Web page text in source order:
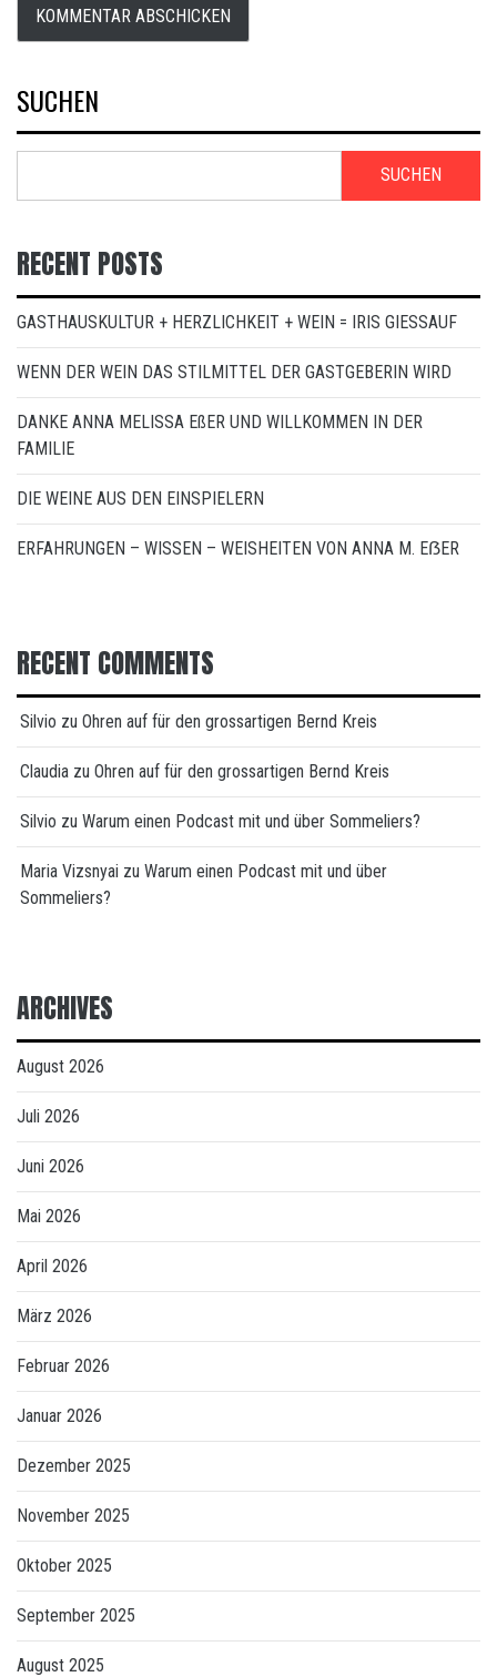
SUCHEN
SUCHEN
RECENT POSTS
GASTHAUSKULTUR + HERZLICHKEIT + WEIN = IRIS GIESSAUF
WENN DER WEIN DAS STILMITTEL DER GASTGEBERIN WIRD
DANKE ANNA MELISSA EßER UND WILLKOMMEN IN DER
FAMILIE
DIE WEINE AUS DEN EINSPIELERN
ERFAHRUNGEN – WISSEN – WEISHEITEN VON ANNA M. EẞER
RECENT COMMENTS
Silvio zu Ohren auf für den grossartigen Bernd Kreis
Claudia zu Ohren auf für den grossartigen Bernd Kreis
Silvio zu Warum einen Podcast mit und über Sommeliers?
Maria Vizsnyai zu Warum einen Podcast mit und über
Sommeliers?
ARCHIVES
August 2026
Juli 2026
Juni 2026
Mai 2026
April 2026
März 2026
Februar 2026
Januar 2026
Dezember 2025
November 2025
Oktober 2025
September 2025
August 2025